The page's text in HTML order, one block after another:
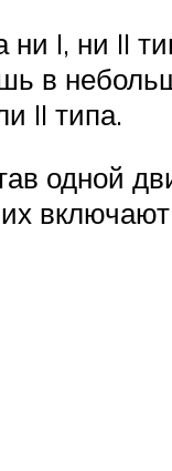
I, ни II
в
II типа.
одной